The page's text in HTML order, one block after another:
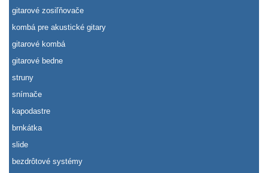
gitarové zosiľňovače
kombá pre akustické gitary
gitarové kombá
gitarové bedne
struny
snímače
kapodastre
brnkátka
slide
bezdrôtové systémy